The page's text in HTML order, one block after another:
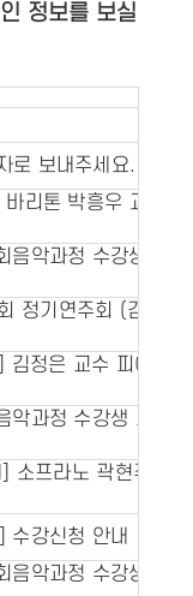
정보를 보실
로 보내주세요.
리톤 박흥우 교수
악과정 수강생
정기연주회 (김보
정은 교수 피아
과정 수강생 모
소프라노 곽현주
수강신청 안내
악과정 수강생